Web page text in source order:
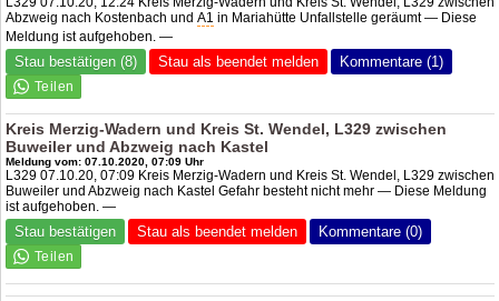
Abzweig nach Kostenbach undA1 in Mariahütte Unfallstelle geräumt — Diese
Meldung ist aufgehoben. —
Stau bestätigen (8) Stau als beendet melden Kommentare (1)
Kreis Merzig-Wadern und Kreis St. Wendel, L329 zwischen
Buweiler und Abzweig nach Kastel
Meldung vom: 07.10.2020, 07:09 Uhr
L329 07.10.20, 07:09 Kreis Merzig-Wadern und Kreis St. Wendel, L329 zwischen
Buweiler und Abzweig nach Kastel Gefahr besteht nicht mehr — Diese Meldung
ist aufgehoben. —
Stau bestätigen Stau als beendet melden Kommentare (0)